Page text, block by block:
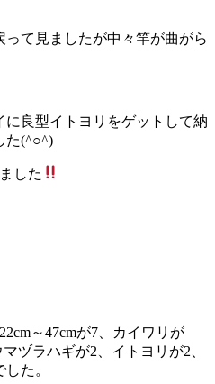
て見ましたが中々竿が曲がら
良型イトヨリをゲットして納
た(^○^)
した
～47cmが7、カイワリが
ヅラハギが2、イトヨリが2、
た。